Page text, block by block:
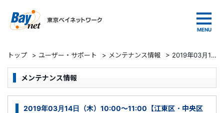
トップ > ユーザー・サポート > メンテナンス情報 > 2019年03月14日（木）10:00～11:00【江東区・中央区全域】
メンテナンス情報
2019年03月14日（木）10:00～11:00【江東区・中央区